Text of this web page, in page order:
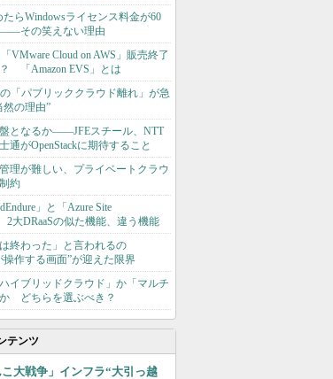
たらWindowsライセンス料金が60
その笑えない理由
VMware Cloud on AWS」販売終了
「Amazon EVS」とは
「パブリッククラウド離れ」が急
然の理由”
となるか――JFEスチール、NTT
通がOpenStackに期待すること
理が難しい、プライベートクラウ
約
」と「Azure Site
2大DRaaSの似た機能、違う機能
終わった」と言われるの
作する画面”が迎えた限界
イブリッドクラウド」か「マルチ
どちらを選ぶべき？
テンツ
こ大戦争」インフラ“大引っ越